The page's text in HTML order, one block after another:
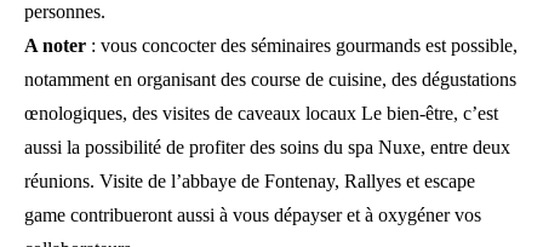
personnes.
A noter : vous concocter des séminaires gourmands est possible,
notamment en organisant des course de cuisine, des dégustations
œnologiques, des visites de caveaux locaux Le bien-être, c’est
aussi la possibilité de profiter des soins du spa Nuxe, entre deux
réunions. Visite de l’abbaye de Fontenay, Rallyes et escape
game contribueront aussi à vous dépayser et à oxygéner vos